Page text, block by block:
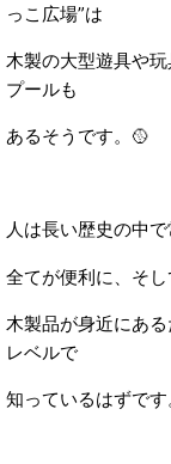
っこ広場”は
木製の大型遊具や
プールも
あるそうです。🥎
人は長い歴史の中
全てが便利に、そ
木製品が身近にあ
レベルで
知っているはずです